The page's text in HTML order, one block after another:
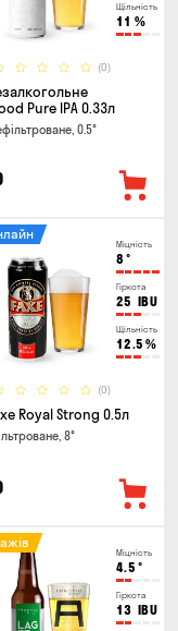
Щільність
11 %
(0)
Pure IPA 0.33л
0.5°
Міцність
8 °
Гіркота
25 IBU
Щільність
12.5 %
(0)
Royal Strong 0.5л
8°
Міцність
4.5 °
Гіркота
13 IBU